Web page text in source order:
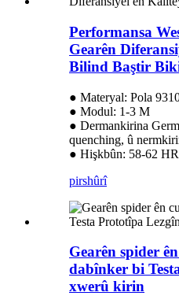
Performansa
Gearên
Bilind Baştir
● Materyal: Pola
● Modul: 1-3 M
● Dermankirina
quenching, û
● Hişkbûn: 58-62
pirshûrî
Gearên spider
dabînker bi
xwerû kirin